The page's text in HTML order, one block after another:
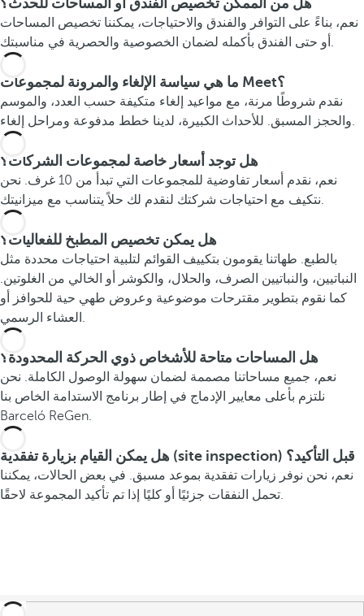
هل من الممكن تخصيص الفندق أو المساحات للحدث؟
نعم، بناءً على التوافر والفندق والاحتياجات، يمكننا تخصيص المساحات
أو حتى الفندق بأكمله لضمان الخصوصية والحصرية في مناسبتك.
ما هي سياسة الإلغاء والمرونة لمجموعات Meet؟
نقدم شروطًا مرنة، مع مواعيد إلغاء متكيفة حسب العدد، والموسم
والحجز المسبق. للأحداث الكبيرة، لدينا خطط مدفوعة ومراحل إلغاء.
هل توجد أسعار خاصة لمجموعات الشركات؟
نعم، نقدم أسعار تفاوضية للمجموعات التي تبدأ من 10 غرف. نحن
نتكيف مع احتياجات شركتك لنقدم لك حلاً يتناسب مع ميزانيتك.
هل يمكن تخصيص المطبخ للفعاليات؟
بالطبع. طهاتنا يقومون بتكييف القوائم لتلبية احتياجات محددة مثل
النباتيين، والنباتيين الصرف، والحلال، والكوشر أو الخالي من الغلوتين.
كما نقوم بتطوير مقترحات موضوعية وعروض طهي حية للحوافز أو
العشاء الرسمي.
هل المساحات متاحة للأشخاص ذوي الحركة المحدودة؟
نعم، جميع مساحاتنا مصممة لضمان سهولة الوصول الكاملة. نحن
نلتزم بأعلى معايير الإدماج في إطار برنامج الاستدامة الخاص بنا
Barceló ReGen.
هل يمكن القيام بزيارة تفقدية (site inspection) قبل التأكيد؟
نعم، نحن نوفر زيارات تفقدية بموعد مسبق. في بعض الحالات، يمكننا
تحمل النفقات جزئيًا أو كليًا إذا تم تأكيد المجموعة لاحقًا.